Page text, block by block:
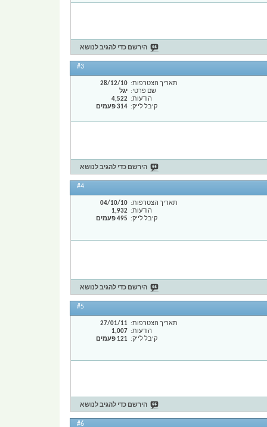
הירשם כדי להגיב לנושא
#3
תאריך הצטרפות
28/12/10
שם פרטי
יגל
הודעות
4,522
קיבל לייק
314 פעמים
הירשם כדי להגיב לנושא
#4
תאריך הצטרפות
04/10/10
הודעות
1,932
קיבל לייק
495 פעמים
הירשם כדי להגיב לנושא
#5
תאריך הצטרפות
27/01/11
הודעות
1,007
קיבל לייק
121 פעמים
הירשם כדי להגיב לנושא
#6